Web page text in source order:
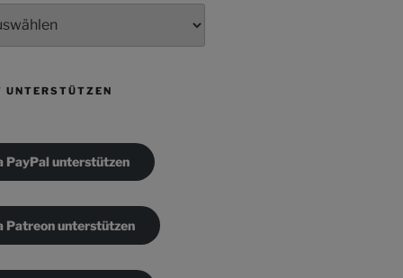
UNTERSTÜTZEN
PayPal unterstützen
Patreon unterstützen